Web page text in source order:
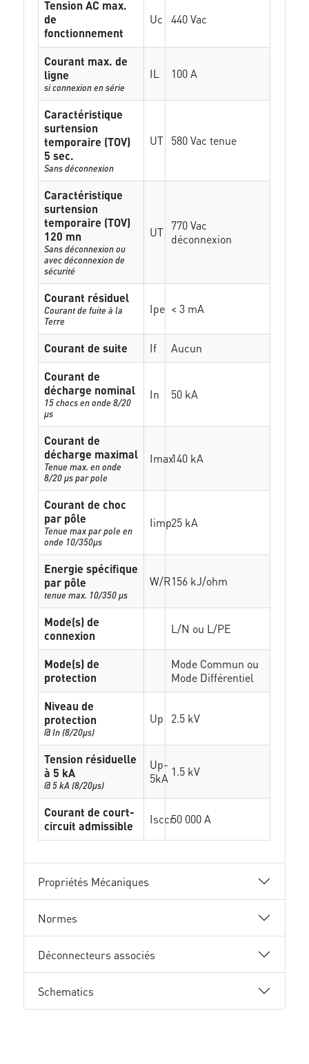
Tension AC max.
de
fonctionnement
Uc 440 Vac
Courant max. de
ligne
si connexion en série
IL 100 A
Caractéristique
surtension
temporaire (TOV)
5 sec.
Sans déconnexion
UT 580 Vac tenue
Caractéristique
surtension
temporaire (TOV)
120 mn
Sans déconnexion ou
avec déconnexion de
sécurité
UT 770 Vac
déconnexion
Courant résiduel
Courant de fuite à la
Terre
Ipe < 3 mA
Courant de suite If
Aucun
Courant de
décharge nominal
15 chocs en onde 8/20
µs
In 50 kA
Courant de
décharge maximal
Tenue max. en onde
8/20 µs par pole
Imax140 kA
Courant de choc
par pôle
Tenue max par pole en
onde 10/350µs
Iimp25 kA
Energie spécifique
par pôle
tenue max. 10/350 µs
W/R156 kJ/ohm
Mode(s) de
connexion
L/N ou L/PE
Mode(s) de
protection
Mode Commun ou
Mode Différentiel
Niveau de
protection
@ In (8/20µs)
Up 2.5 kV
Tension résiduelle
à 5 kA
@ 5 kA (8/20µs)
Up-
5kA 1.5 kV
Courant de court-
circuit admissible
Isccr50 000 A
Propriétés Mécaniques
Normes
Déconnecteurs associés
Schematics